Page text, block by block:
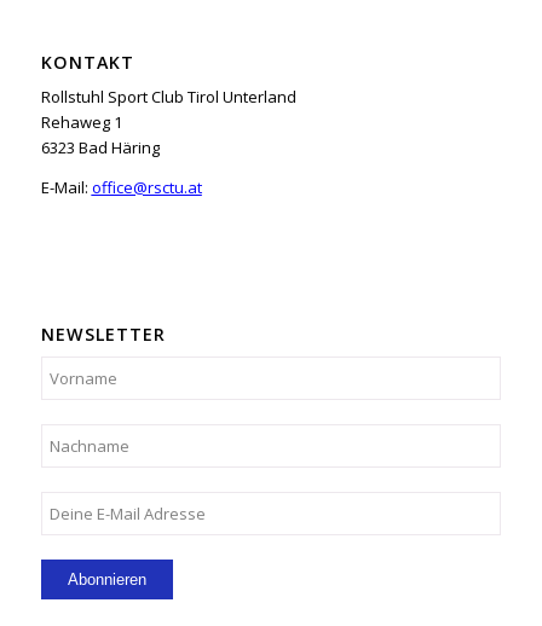
KONTAKT
Rollstuhl Sport Club Tirol Unterland
Rehaweg 1
6323 Bad Häring
E-Mail: office@rsctu.at
NEWSLETTER